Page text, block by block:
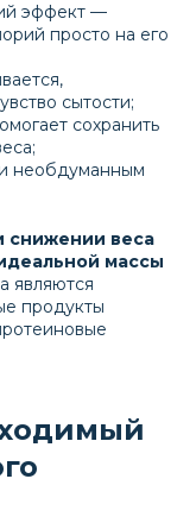
эффект —
просто на его
сытости;
сохранить
необдуманным
снижении веса
массы
являются
продукты